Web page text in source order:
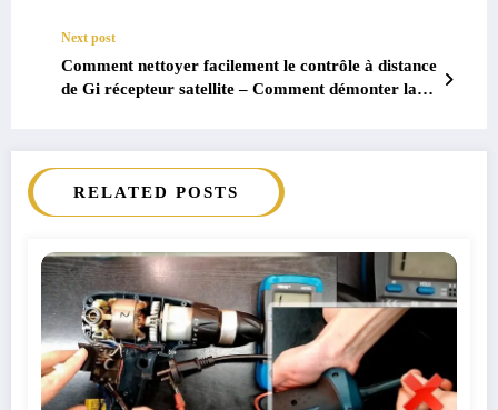
Next post
Comment nettoyer facilement le contrôle à distance
de Gi récepteur satellite – Comment démonter la
RELATED POSTS